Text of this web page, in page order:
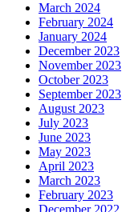
March 2024
February 2024
January 2024
December 2023
November 2023
October 2023
September 2023
August 2023
July 2023
June 2023
May 2023
April 2023
March 2023
February 2023